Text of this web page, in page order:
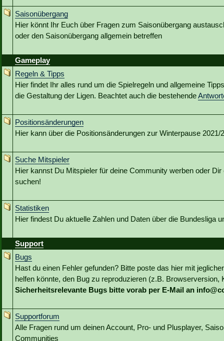
Saisonübergang
Hier könnt Ihr Euch über Fragen zum Saisonübergang
oder den Saisonübergang allgemein betreffen
Gameplay
Regeln & Tipps
Hier findet Ihr alles rund um die Spielregeln und allgemeine
die Gestaltung der Ligen. Beachtet auch die bestehende
Positionsänderungen
Hier kann über die Positionsänderungen zur Winterpause 2021/
Suche Mitspieler
Hier kannst Du Mitspieler für deine Community werben oder Dir
suchen!
Statistiken
Hier findest Du aktuelle Zahlen und Daten über die Bundesliga
Support
Bugs
Hast du einen Fehler gefunden? Bitte poste das hier mit
helfen könnte, den Bug zu reproduzieren (z.B. Browserversion,
Sicherheitsrelevante Bugs bitte vorab per E-Mail an
Supportforum
Alle Fragen rund um deinen Account, Pro- und Plusplayer,
Communities